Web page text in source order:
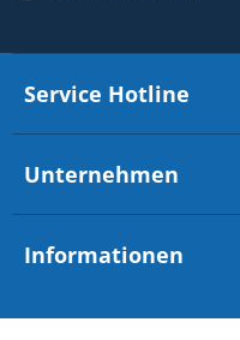
Service Hotline
Unternehmen
Informationen